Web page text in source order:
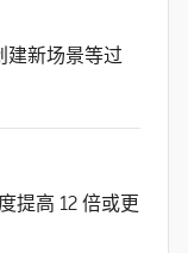
建新场景等过
提高 12 倍或更